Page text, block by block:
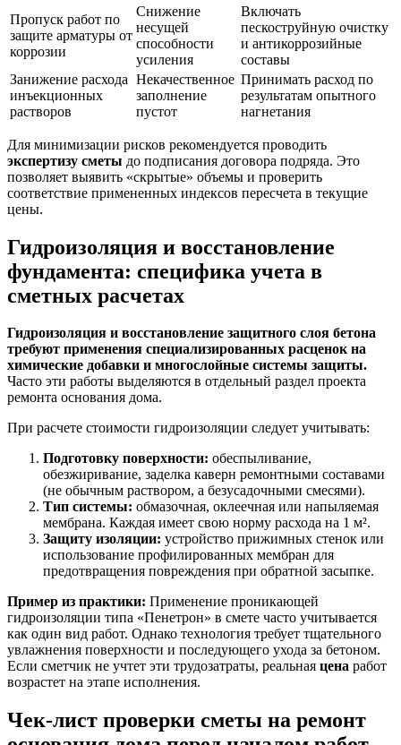
Пропуск работ по
защите арматуры от
коррозии
Снижение
несущей
способности
усиления
Включать
пескоструйную очистку
и антикоррозийные
составы
Занижение расхода
инъекционных
растворов
Некачественное
заполнение
пустот
Принимать расход по
результатам опытного
нагнетания
Для минимизации рисков рекомендуется проводить
экспертизу сметы до подписания договора подряда. Это
позволяет выявить «скрытые» объемы и проверить
соответствие примененных индексов пересчета в текущие
цены.
Гидроизоляция и восстановление
фундамента: специфика учета в
сметных расчетах
Гидроизоляция и восстановление защитного слоя бетона
требуют применения специализированных расценок на
химические добавки и многослойные системы защиты.
Часто эти работы выделяются в отдельный раздел проекта
ремонта основания дома.
При расчете стоимости гидроизоляции следует учитывать:
Подготовку поверхности: обеспыливание,
обезжиривание, заделка каверн ремонтными составами
(не обычным раствором, а безусадочными смесями).
Тип системы: обмазочная, оклеечная или напыляемая
мембрана. Каждая имеет свою норму расхода на 1 м².
Защиту изоляции: устройство прижимных стенок или
использование профилированных мембран для
предотвращения повреждения при обратной засыпке.
Пример из практики: Применение проникающей
гидроизоляции типа «Пенетрон» в смете часто учитывается
как один вид работ. Однако технология требует тщательного
увлажнения поверхности и последующего ухода за бетоном.
Если сметчик не учтет эти трудозатраты, реальная цена работ
возрастет на этапе исполнения.
Чек-лист проверки сметы на ремонт